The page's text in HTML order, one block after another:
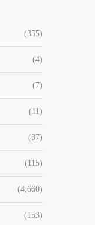
(355)
(4)
(7)
(11)
(37)
(115)
(4,660)
(153)